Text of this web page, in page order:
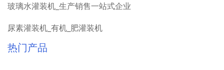
玻璃水灌装机_生产销售一站式企业
尿素灌装机_有机_肥灌装机
热门产品